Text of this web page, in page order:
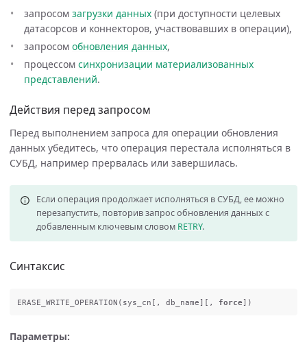
запросом загрузки данных (при доступности целевых
датасорсов и коннекторов, участвовавших в операции),
запросом обновления данных,
процессом синхронизации материализованных
представлений.
Действия перед запросом
Перед выполнением запроса для операции обновления
данных убедитесь, что операция перестала исполняться в
СУБД, например прервалась или завершилась.
Если операция продолжает исполняться в СУБД, ее можно
перезапустить, повторив запрос обновления данных с
добавленным ключевым словом RETRY.
Синтаксис
ERASE_WRITE_OPERATION ( sys_cn [, db_name ][, force])
Параметры: